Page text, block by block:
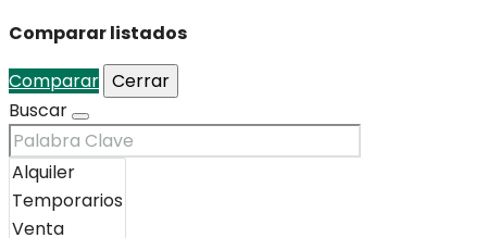
Comparar listados
Comparar Cerrar
Buscar